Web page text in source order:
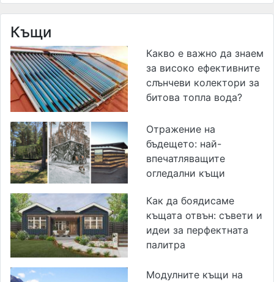
Къщи
Какво е важно да знаем
за високо ефективните
слънчеви колектори за
битова топла вода?
Отражение на
бъдещето: най-
впечатляващите
огледални къщи
Как да боядисаме
къщата отвън: съвети и
идеи за перфектната
палитра
Модулните къщи на